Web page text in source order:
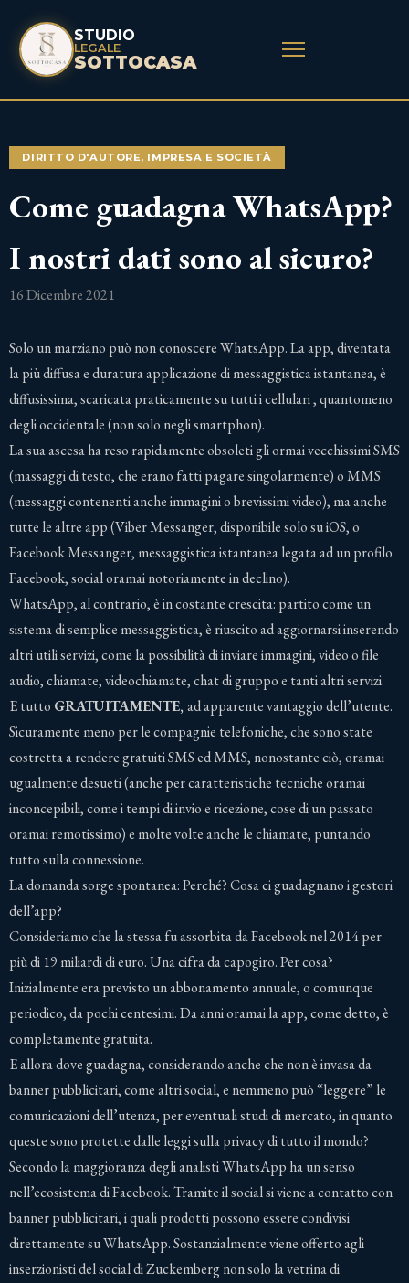
STUDIO
LEGALE
SOTTOCASA
DIRITTO D'AUTORE, IMPRESA E SOCIETÀ
Come guadagna WhatsApp?
I nostri dati sono al sicuro?
16 Dicembre 2021
Solo un marziano può non conoscere WhatsApp. La app, diventata
la più diffusa e duratura applicazione di messaggistica istantanea, è
diffusissima, scaricata praticamente su tutti i cellulari , quantomeno
degli occidentale (non solo negli smartphon).
La sua ascesa ha reso rapidamente obsoleti gli ormai vecchissimi SMS
(massaggi di testo, che erano fatti pagare singolarmente) o MMS
(messaggi contenenti anche immagini o brevissimi video), ma anche
tutte le altre app (Viber Messanger, disponibile solo su iOS, o
Facebook Messanger, messaggistica istantanea legata ad un profilo
Facebook, social oramai notoriamente in declino).
WhatsApp, al contrario, è in costante crescita: partito come un
sistema di semplice messaggistica, è riuscito ad aggiornarsi inserendo
altri utili servizi, come la possibilità di inviare immagini, video o file
audio, chiamate, videochiamate, chat di gruppo e tanti altri servizi.
E tutto GRATUITAMENTE, ad apparente vantaggio dell’utente.
Sicuramente meno per le compagnie telefoniche, che sono state
costretta a rendere gratuiti SMS ed MMS, nonostante ciò, oramai
ugualmente desueti (anche per caratteristiche tecniche oramai
inconcepibili, come i tempi di invio e ricezione, cose di un passato
oramai remotissimo) e molte volte anche le chiamate, puntando
tutto sulla connessione.
La domanda sorge spontanea: Perché? Cosa ci guadagnano i gestori
dell’app?
Consideriamo che la stessa fu assorbita da Facebook nel 2014 per
più di 19 miliardi di euro. Una cifra da capogiro. Per cosa?
Inizialmente era previsto un abbonamento annuale, o comunque
periodico, da pochi centesimi. Da anni oramai la app, come detto, è
completamente gratuita.
E allora dove guadagna, considerando anche che non è invasa da
banner pubblicitari, come altri social, e nemmeno può “leggere” le
comunicazioni dell’utenza, per eventuali studi di mercato, in quanto
queste sono protette dalle leggi sulla privacy di tutto il mondo?
Secondo la maggioranza degli analisti WhatsApp ha un senso
nell’ecosistema di Facebook. Tramite il social si viene a contatto con
banner pubblicitari, i quali prodotti possono essere condivisi
direttamente su WhatsApp. Sostanzialmente viene offerto agli
inserzionisti del social di Zuckemberg non solo la vetrina di